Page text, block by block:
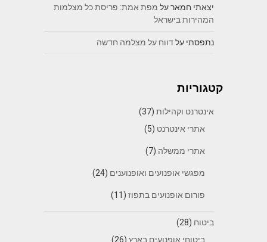
יצאתי חמארעל מפת אמת: פריסת כל מצלמות
המהירות בישראל
נתפסתי עלדווח על מצלמה חדשה
קטגוריות
אינטרנט וקהילות(37)
אתרי אינטרנט (5)
אתרי ממשלה (7)
מפגשי אופנועים ואופנוענים (24)
פורום אופנועים בתפוז(11)
ביטוח (28)
ביטוחי אופנועים בארץ(26)